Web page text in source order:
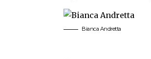
Bianca Andretta